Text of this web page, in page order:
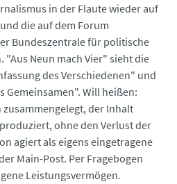
in der Flaute wieder auf
die auf dem Forum
Bundeszentrale für politische
des Verschiedenen" und
Gemeinsamen". Will heißen:
der Inhalt
ohne den Verlust der
agiert als eigens eingetragene
Leistungsvermögen.